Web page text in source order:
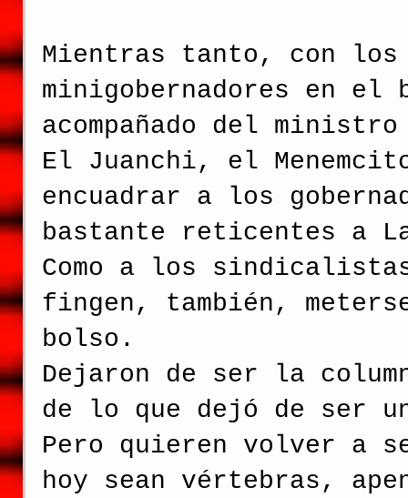
Mientras tanto, con
minigobernadores en
acompañado del
El Juanchi, el
encuadrar a los
bastante reticentes a
Como a los
fingen, también,
bolso.
Dejaron de ser la
de lo que dejó de ser
Pero quieren volver a
hoy sean vértebras,